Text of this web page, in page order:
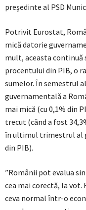
președinte al PSD
Potrivit Eurostat,
mică datorie
mult, aceasta continuă
procentului din PIB, o
sumelor. În semestrul
guvernamentală a
mai mică (cu 0,1% din
trecut (când a fost
în ultimul trimestrul al
din PIB).
”Românii pot evalua
cea mai corectă, la
ceva normal într-o